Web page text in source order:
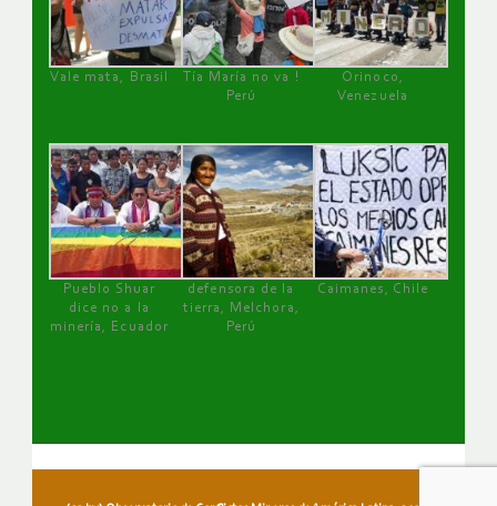
Vale mata, Brasil
Tía María no va !
Perú
Orinoco,
Venezuela
Pueblo Shuar
dice no a la
minería, Ecuador
defensora de la
tierra, Melchora,
Perú
Caimanes, Chile